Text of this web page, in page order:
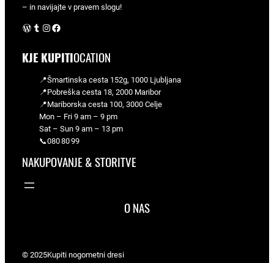
– in navijajte v pravem slogu!
WordPress Instagram Facebook
KJE KUPITIOCATION
📍Šmartinska cesta 152g, 1000 Ljubljana
📍Pobreška cesta 18, 2000 Maribor
📍Mariborska cesta 100, 3000 Celje
Mon – Fri 9 am – 9 pm
Sat – Sun 9 am – 13 pm
📞080 80 99
NAKUPOVANJE & STORITVE
O NAS
© 2025Kupiti nogometni dresi